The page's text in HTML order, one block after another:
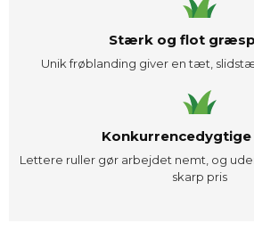
Stærk og flot
Unik frøblanding giver en tæt,
Lettere ruller gør arbejdet nemt, og
skarp pris